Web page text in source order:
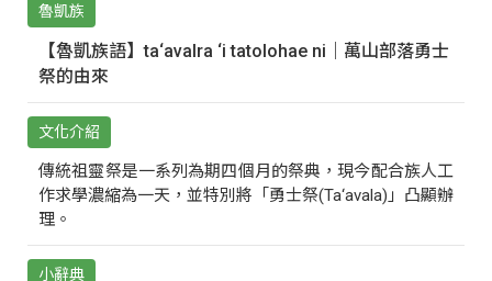
魯凱族
【魯凱族語】ta‘avalra ‘i tatolohae ni｜萬山部落勇士
祭的由來
文化介紹
傳統祖靈祭是一系列為期四個月的祭典，現今配合族人工
作求學濃縮為一天，並特別將「勇士祭(Ta‘avala)」凸顯辦
理。
小辭典